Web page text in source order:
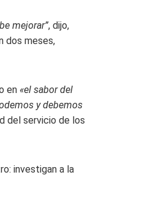
mejorar”, dijo,
dos meses,
en «el sabor del
y debemos
del servicio de los
investigan a la